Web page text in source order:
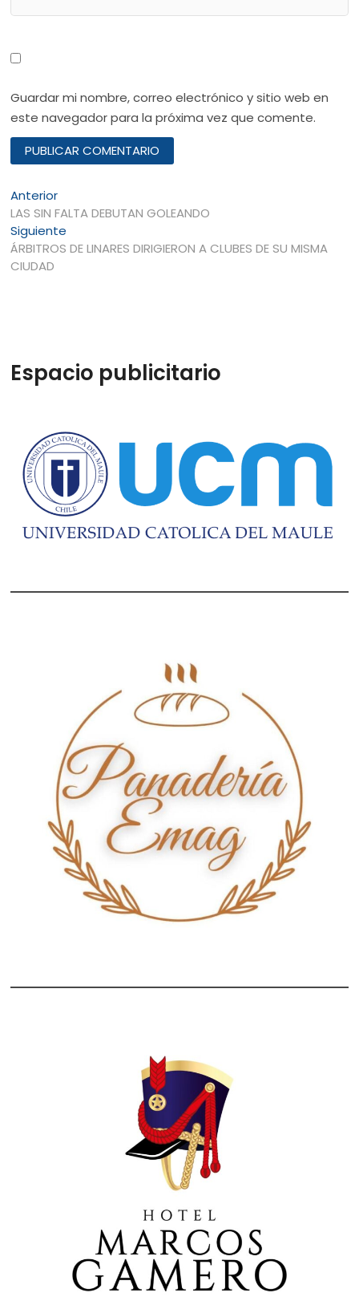
Guardar mi nombre, correo electrónico y sitio web en
este navegador para la próxima vez que comente.
Navegación
de
entradas
AnteriorEntrada
anterior:
LAS SIN FALTA DEBUTAN GOLEANDO
Siguiente
siguiente:
ÁRBITROS DE LINARES DIRIGIERON A CLUBES DE SU MISMA
CIUDAD
Espacio publicitario